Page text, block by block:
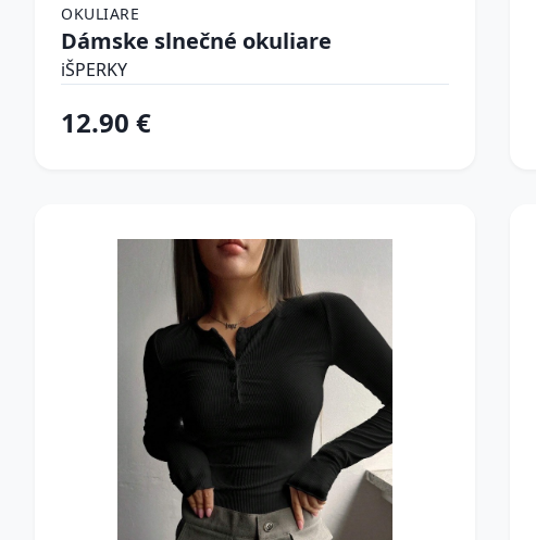
OKULIARE
Dámske slnečné okuliare
iŠPERKY
12.90 €